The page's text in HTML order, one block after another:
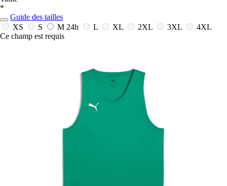
*
Guide des tailles
XS
S M 24h L XL 2XL 3XL
4XL
Ce champ est requis